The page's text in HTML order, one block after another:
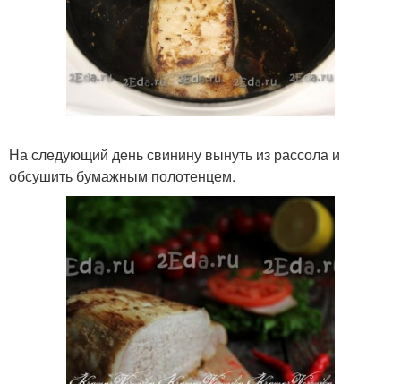
На следующий день свинину вынуть из рассола и
обсушить бумажным полотенцем.